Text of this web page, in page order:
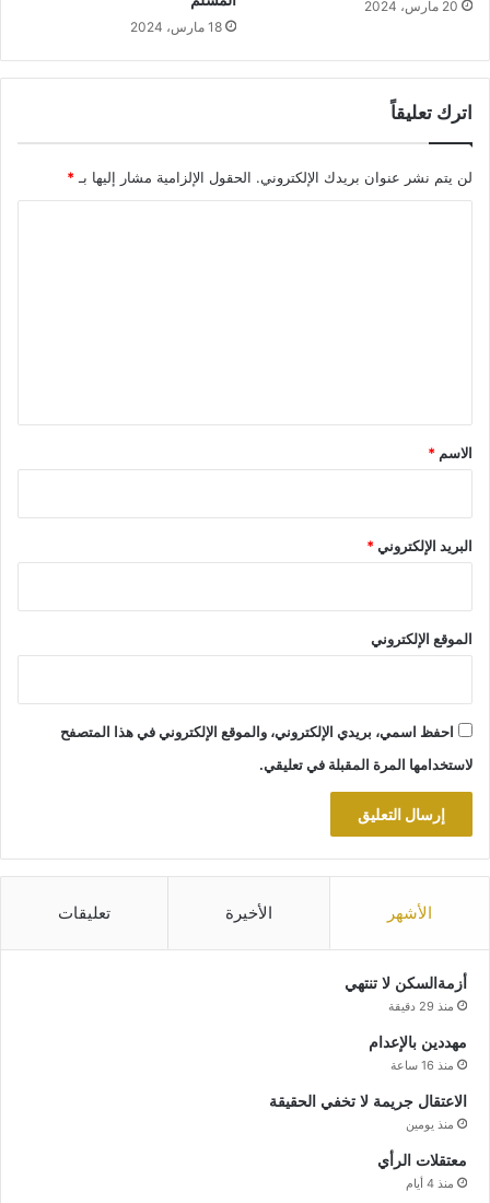
20 مارس، 2024
18 مارس، 2024
اترك تعليقاً
لن يتم نشر عنوان بريدك الإلكتروني. الحقول الإلزامية مشار إليها بـ *
*
الاسم *
البريد الإلكتروني*
الموقع الإلكتروني
احفظ اسمي، بريدي الإلكتروني، والموقع الإلكتروني في هذا المتصفح
لاستخدامها المرة المقبلة في تعليقي.
الأشهر الأخيرة تعليقات
أزمةالسكن لا تنتهي
منذ 29 دقيقة
مهددين بالإعدام
منذ 16 ساعة
الاعتقال جريمة لا تخفي الحقيقة
منذ يومين
معتقلات الرأي
منذ 4 أيام